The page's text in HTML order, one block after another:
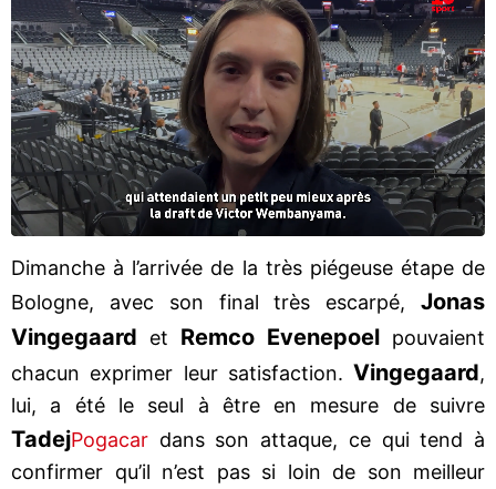
Dimanche à l’arrivée de la très piégeuse étape de
Bologne, avec son final très escarpé, Jonas
Vingegaard et Remco Evenepoel pouvaient
chacun exprimer leur satisfaction. Vingegaard,
lui, a été le seul à être en mesure de suivre
TadejPogacar dans son attaque, ce qui tend à
confirmer qu’il n’est pas si loin de son meilleur